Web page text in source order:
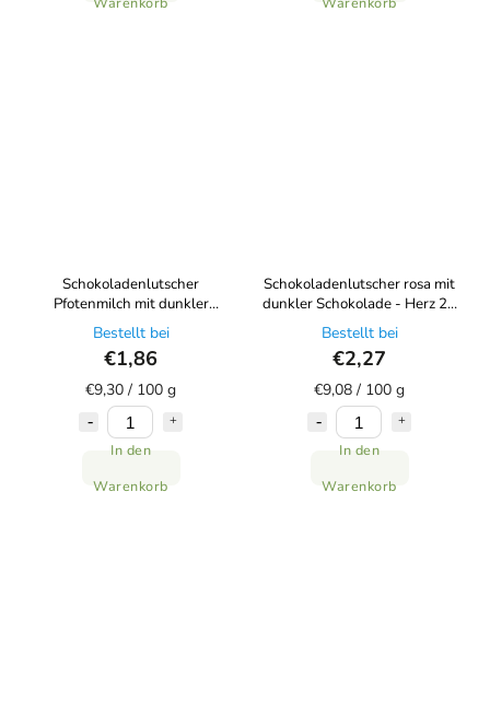
Schokoladenlutscher
Pfotenmilch mit dunkler
Schokolade 20 g Choco Bonté
Bestellt bei
€1,86
€9,30 / 100 g
In den
Warenkorb
Schokoladenlutscher rosa mit
dunkler Schokolade - Herz 25
g Choco Bonté
Bestellt bei
€2,27
€9,08 / 100 g
In den
Warenkorb